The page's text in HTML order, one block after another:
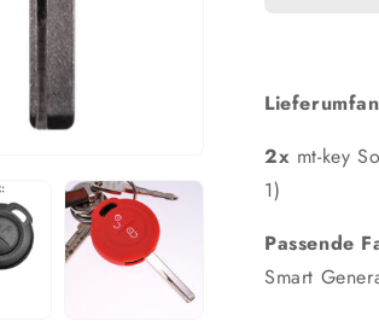
2x mt-key
1)
Passende
Smart